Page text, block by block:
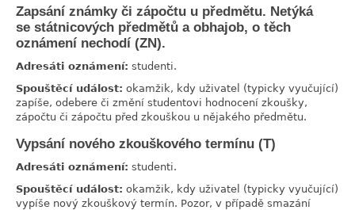
Zapsání známky či zápočtu u předmětu. Netýká
se státnicových předmětů a obhajob, o těch
oznámení nechodí (ZN).
Adresáti oznámení: studenti.
Spouštěcí událost: okamžik, kdy uživatel (typicky vyučující)
zapíše, odebere či změní studentovi hodnocení zkoušky,
zápočtu či zápočtu před zkouškou u nějakého předmětu.
Vypsání nového zkouškového termínu (T)
Adresáti oznámení: studenti.
Spouštěcí událost: okamžik, kdy uživatel (typicky vyučující)
vypíše nový zkouškový termín. Pozor, v případě smazání